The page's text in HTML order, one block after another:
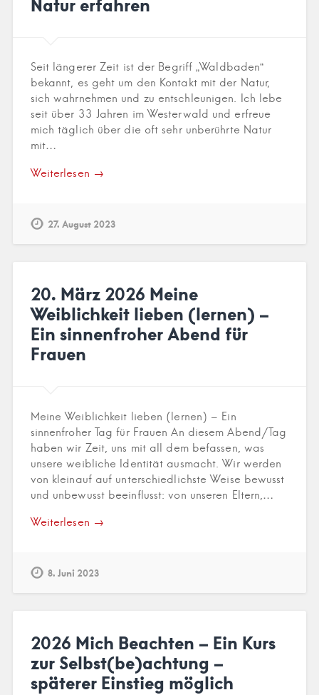
Seit längerer Zeit ist der Begriff „Waldbaden“
bekannt, es geht um den Kontakt mit der Natur,
sich wahrnehmen und zu entschleunigen. Ich lebe
seit über 33 Jahren im Westerwald und erfreue
mich täglich über die oft sehr unberührte Natur
mit…
Weiterlesen →
27. August 2023
20. März 2026 Meine
Weiblichkeit lieben (lernen) –
Ein sinnenfroher Abend für
Frauen
Meine Weiblichkeit lieben (lernen) – Ein
sinnenfroher Tag für Frauen An diesem Abend/Tag
haben wir Zeit, uns mit all dem befassen, was
unsere weibliche Identität ausmacht. Wir werden
von kleinauf auf unterschiedlichste Weise bewusst
und unbewusst beeinflusst: von unseren Eltern,…
Weiterlesen →
8. Juni 2023
2026 Mich Beachten – Ein Kurs
zur Selbst(be)achtung –
späterer Einstieg möglich